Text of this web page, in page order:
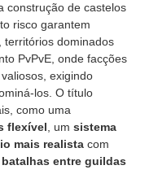
construção de castelos
risco garantem
territórios dominados
PvPvE, onde facções
exigindo
los. O título
como uma
flexível , um sistema
mais realista com
batalhas entre guildas